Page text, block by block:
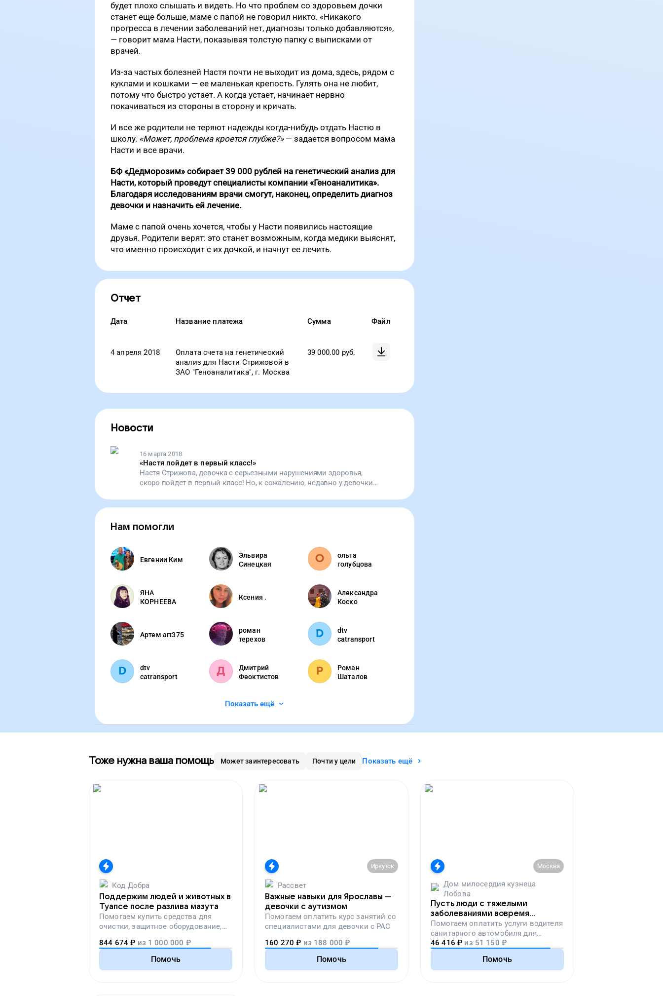
будет плохо слышать и видеть. Но что проблем со здоровьем дочки
станет еще больше, маме с папой не говорил никто. «Никакого
прогресса в лечении заболеваний нет, диагнозы только добавляются»,
— говорит мама Насти, показывая толстую папку с выписками от
врачей.
Из-за частых болезней Настя почти не выходит из дома, здесь, рядом с
куклами и кошками — ее маленькая крепость. Гулять она не любит,
потому что быстро устает. А когда устает, начинает нервно
покачиваться из стороны в сторону и кричать.
И все же родители не теряют надежды когда-нибудь отдать Настю в
школу. «Может, проблема кроется глубже?»— задается вопросом мама
Насти и все врачи.
БФ «Дедморозим» собирает 39 000 рублей на генетический анализ для
Насти, который проведут специалисты компании «Геноаналитика».
Благодаря исследованиям врачи смогут, наконец, определить диагноз
девочки и назначить ей лечение.
Маме с папой очень хочется, чтобы у Насти появились настоящие
друзья. Родители верят: это станет возможным, когда медики выяснят,
что именно происходит с их дочкой, и начнут ее лечить.
Отчет
Дата Название платежа Сумма Файл
4 апреля 2018
Оплата счета на генетический
анализ для Насти Стрижовой в
ЗАО "Геноаналитика", г. Москва
39 000.00 руб.
Новости
16 марта 2018
«Настя пойдет в первый класс!»
Настя Стрижова, девочка с серьезными нарушениями здоровья,
скоро пойдет в первый класс! Но, к сожалению, недавно у девочки
ночам у кровати дочери. Причина очередного ухудшения по-прежнему
пойти в школу, а ее маме — спать по ночам и не бояться, что дочка
Нам помогли
Евгении Ким
Эльвира
Синецкая
ольга
голубцова
ЯНА
КОРНЕЕВА
Ксения .
Александра
Коско
Артем art375
роман
терехов
dtv
catransport
dtv
catransport
Дмитрий
Феоктистов
Роман
Шаталов
Показать ещё
Тоже нужна ваша помощь Может заинтересовать Почти у цели Показать ещё
Код Добра
Поддержим людей и животных в
Туапсе после разлива мазута
Помогаем купить средства для
очистки, защитное оборудование,
необходимости
844 674 ₽ из 1 000 000 ₽
Помочь
Иркутск
Рассвет
Важные навыки для Ярославы —
девочки с аутизмом
Помогаем оплатить курс занятий со
специалистами для девочки с РАС
160 270 ₽ из 188 000 ₽
Помочь
Москва
Дом милосердия кузнеца
Лобова
Пусть люди с тяжелыми
заболеваниями вовремя
попадут на лечение
Помогаем оплатить услуги водителя
санитарного автомобиля для
перевозки тяжелобольных людей
46 416 ₽ из 51 150 ₽
Помочь